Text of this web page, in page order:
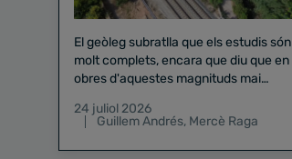
El geòleg subratlla que els estudis són
molt complets, encara que diu que en
obres d'aquestes magnituds mai
24 juliol 2026
Guillem Andrés, Mercè Raga